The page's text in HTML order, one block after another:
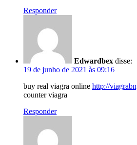
Responder
Edwardbex disse:
19 de junho de 2021 às 09:16
buy real viagra online http://
counter viagra
Responder